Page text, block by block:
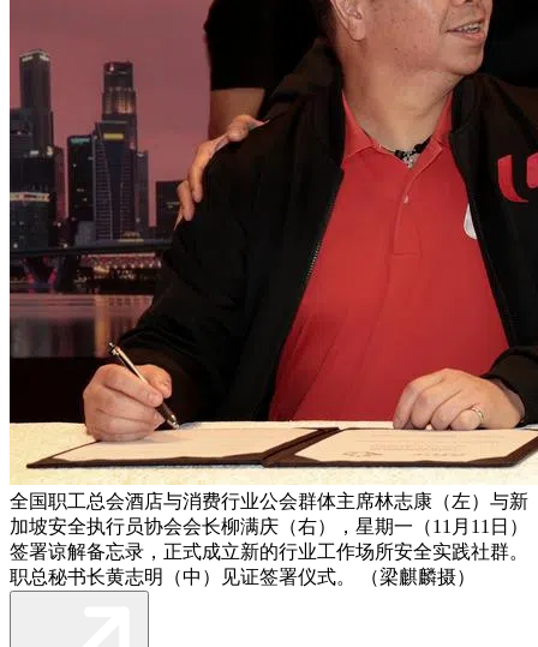
全国职工总会酒店与消费行业公会群体主席林志康（左）与新
加坡安全执行员协会会长柳满庆（右），星期一（11月11日）
签署谅解备忘录，正式成立新的行业工作场所安全实践社群。
职总秘书长黄志明（中）见证签署仪式。 （梁麒麟摄）